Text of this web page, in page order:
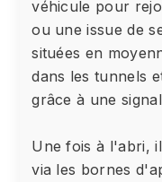
véhicule pour
ou une issue de
situées en
dans les tunnels
grâce à une
Une fois à l'abri,
via les bornes